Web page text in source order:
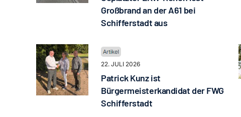
Großbrand an der A61 bei
Schifferstadt aus
22. JULI 2026
Patrick Kunz ist
Bürgermeisterkandidat der FWG
Schifferstadt